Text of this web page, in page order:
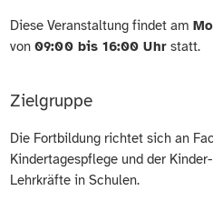
Diese Veranstaltung findet am
von09:00 bis 16:00 Uhrstatt.
Zielgruppe
Die Fortbildung richtet sich an
Kindertagespflege und der
Lehrkräfte in Schulen.